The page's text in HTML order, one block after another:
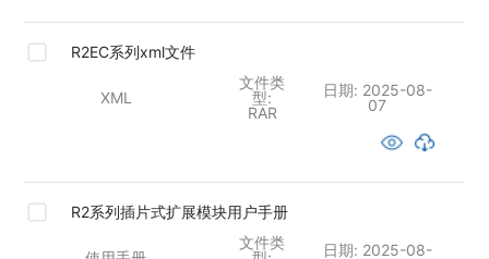
R2EC系列xml文件
XML
文件类
型:
RAR
日期: 2025-08-
07
R2系列插片式扩展模块用户手册
文件类
日期: 2025-08-